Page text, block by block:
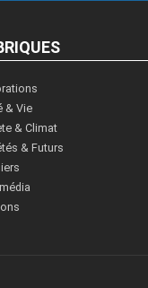
& Vie
& Climat
& Futurs